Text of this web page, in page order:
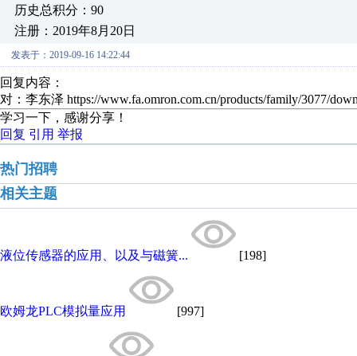
历史总积分：90
注册：2019年8月20日
发表于：2019-09-16 14:22:44
回复内容：
对：李东泽 https://www.fa.omron.com.cn/products/family/3077/
学习一下，感谢分享！
回复 引用 举报
热门招聘
相关主题
液位传感器的应用、以及与磁簧... [198]
欧姆龙PLC模拟量应用 [997]